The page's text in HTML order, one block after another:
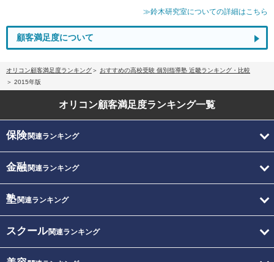
≫鈴木研究室についての詳細はこちら
顧客満足度について
オリコン顧客満足度ランキング
おすすめの高校受験 個別指導塾 近畿ランキング・比較
2015年版
オリコン顧客満足度ランキング一覧
保険関連ランキング
金融関連ランキング
塾関連ランキング
スクール関連ランキング